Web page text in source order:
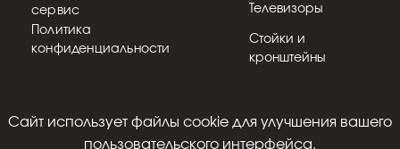
Телевизоры
Стойки и
кронштейны
сервис
Политика
конфиденциальности
© 2018 - 2026
Cайт использует файлы cookie для улучшения вашего
пользовательского интерфейса.